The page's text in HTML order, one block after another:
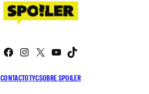
CONTACTOTYCSOBRE SPOILER
Facebook
Instagram
X YouTube